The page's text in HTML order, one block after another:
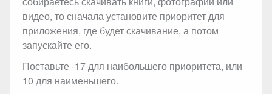
видео, то сначала установите приоритет для
приложения, где будет скачивание, а потом
запускайте его.
Поставьте -17 для наибольшего приоритета, или
10 для наименьшего.